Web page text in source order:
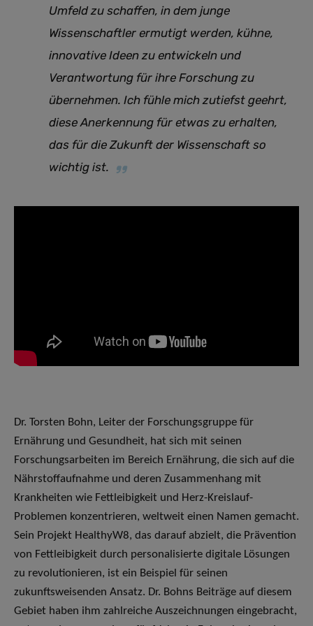
Umfeld zu schaffen, in dem junge
Wissenschaftler ermutigt werden, kühne,
innovative Ideen zu entwickeln und
Verantwortung für ihre Forschung zu
übernehmen. Ich fühle mich zutiefst geehrt,
diese Anerkennung für etwas zu erhalten,
das für die Zukunft der Wissenschaft so
wichtig ist.
Dr. Torsten Bohn, Leiter der Forschungsgruppe für
Ernährung und Gesundheit, hat sich mit seinen
Forschungsarbeiten im Bereich Ernährung, die sich auf die
Nährstoffaufnahme und deren Zusammenhang mit
Krankheiten wie Fettleibigkeit und Herz-Kreislauf-
Problemen konzentrieren, weltweit einen Namen gemacht.
Sein Projekt HealthyW8, das darauf abzielt, die Prävention
von Fettleibigkeit durch personalisierte digitale Lösungen
zu revolutionieren, ist ein Beispiel für seinen
zukunftsweisenden Ansatz. Dr. Bohns Beiträge auf diesem
Gebiet haben ihm zahlreiche Auszeichnungen eingebracht,